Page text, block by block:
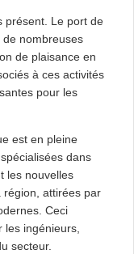
présent. Le port de
nombreuses
de plaisance en
à ces activités
pour les
est en pleine
dans
les nouvelles
région, attirées par
Ceci
les ingénieurs,
secteur.